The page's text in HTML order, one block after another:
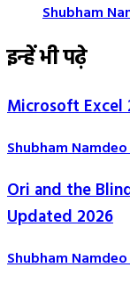
Shubham
इन्हें भी पढ़े
Microsoft Excel
Shubham Namdeo
Ori and the
Updated 2026
Shubham Namdeo